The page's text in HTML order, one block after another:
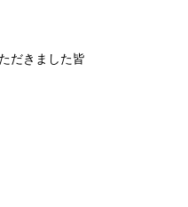
だきました皆